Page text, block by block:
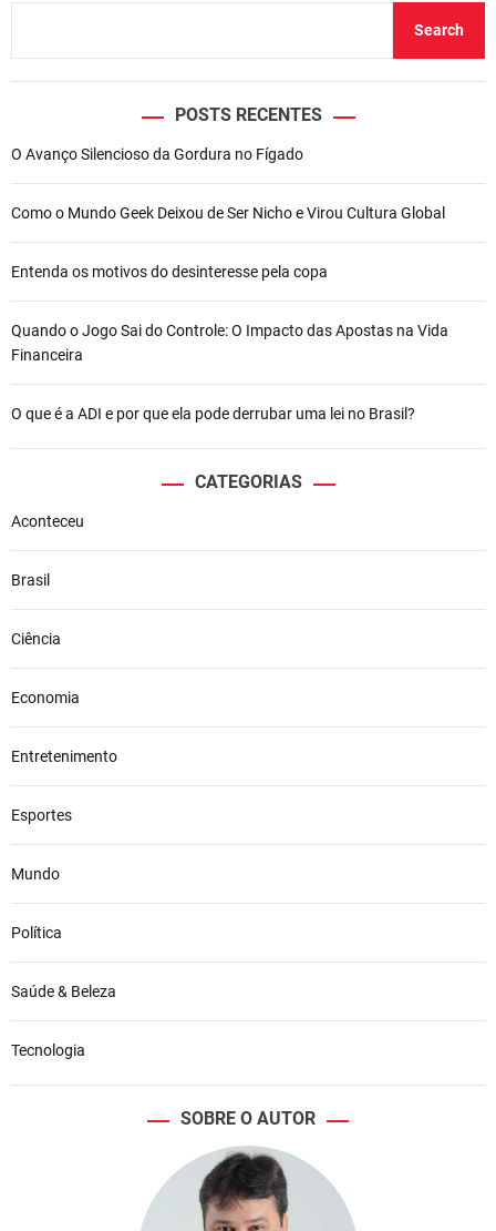
Search
POSTS RECENTES
O Avanço Silencioso da Gordura no Fígado
Como o Mundo Geek Deixou de Ser Nicho e Virou Cultura Global
Entenda os motivos do desinteresse pela copa
Quando o Jogo Sai do Controle: O Impacto das Apostas na Vida
Financeira
O que é a ADI e por que ela pode derrubar uma lei no Brasil?
CATEGORIAS
Aconteceu
Brasil
Ciência
Economia
Entretenimento
Esportes
Mundo
Política
Saúde & Beleza
Tecnologia
SOBRE O AUTOR